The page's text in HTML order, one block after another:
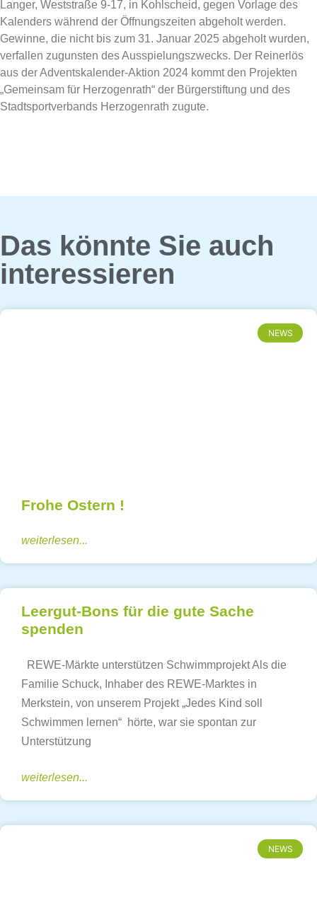
Langer, Weststraße 9-17, in Kohlscheid, gegen Vorlage des
Kalenders während der Öffnungszeiten abgeholt werden.
Gewinne, die nicht bis zum 31. Januar 2025 abgeholt wurden,
verfallen zugunsten des Ausspielungszwecks. Der Reinerlös
aus der Adventskalender-Aktion 2024 kommt den Projekten
„Gemeinsam für Herzogenrath“ der Bürgerstiftung und des
Stadtsportverbands Herzogenrath zugute.
Das könnte Sie auch
interessieren
NEWS
Frohe Ostern !
weiterlesen...
Leergut-Bons für die gute Sache
spenden
REWE-Märkte unterstützen Schwimmprojekt Als die
Familie Schuck, Inhaber des REWE-Marktes in
Merkstein, von unserem Projekt „Jedes Kind soll
Schwimmen lernen“ hörte, war sie spontan zur
Unterstützung
weiterlesen...
NEWS